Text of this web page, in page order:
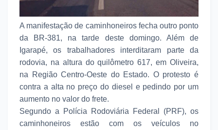
A manifestação de caminhoneiros fecha outro ponto
da BR-381, na tarde deste domingo. Além de
Igarapé, os trabalhadores interditaram parte da
rodovia, na altura do quilômetro 617, em Oliveira,
na Região Centro-Oeste do Estado. O protesto é
contra a alta no preço do diesel e pedindo por um
aumento no valor do frete.
Segundo a Polícia Rodoviária Federal (PRF), os
caminhoneiros estão com os veículos no